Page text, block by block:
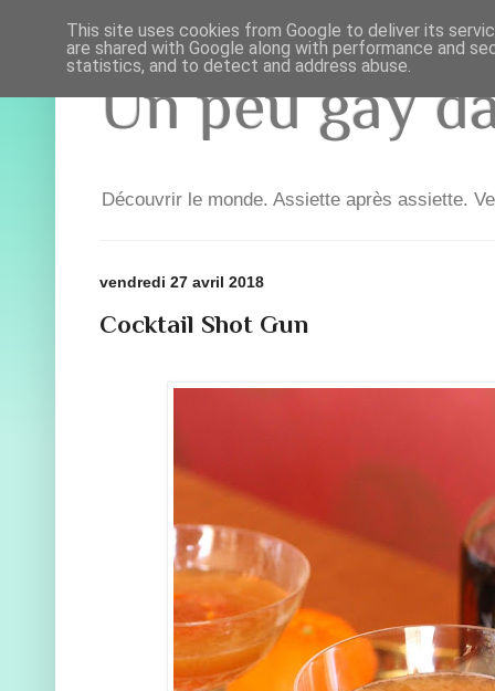
Un peu gay
Découvrir le monde. Assiette après assiette.
vendredi 27 avril 2018
Cocktail Shot Gun
This site uses cookies from Google to deliver its
are shared with Google along with performance and
statistics, and to detect and address abuse.